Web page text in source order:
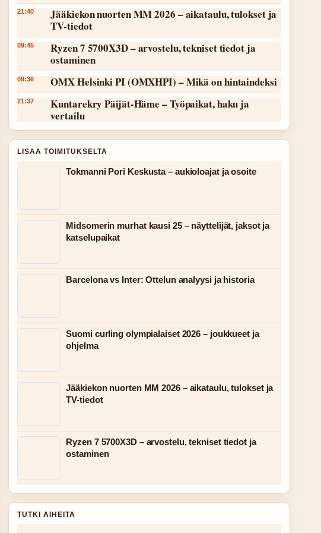
21:40
Jääkiekon nuorten MM 2026 – aikataulu, tulokset ja
TV-tiedot
09:45
Ryzen 7 5700X3D – arvostelu, tekniset tiedot ja
ostaminen
09:36 OMX Helsinki PI (OMXHPI) – Mikä on hintaindeksi
21:37
Kuntarekry Päijät-Häme – Työpaikat, haku ja
vertailu
LISAA TOIMITUKSELTA
Tokmanni Pori Keskusta – aukioloajat ja osoite
Midsomerin murhat kausi 25 – näyttelijät, jaksot ja
katselupaikat
Barcelona vs Inter: Ottelun analyysi ja historia
Suomi curling olympialaiset 2026 – joukkueet ja
ohjelma
Jääkiekon nuorten MM 2026 – aikataulu, tulokset ja
TV-tiedot
Ryzen 7 5700X3D – arvostelu, tekniset tiedot ja
ostaminen
TUTKI AIHEITA